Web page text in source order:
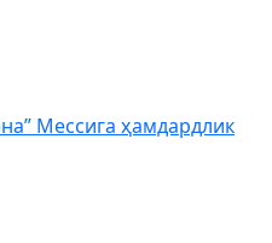
Мессига ҳамдардлик